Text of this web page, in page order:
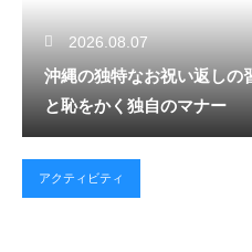
2026.08.07
沖縄の独特なお祝い返しの
と恥をかく独自のマナー
アクティビティ